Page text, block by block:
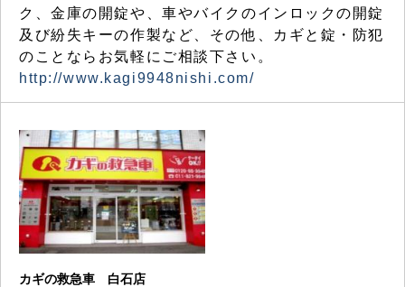
ク、金庫の開錠や、車やバイクのインロックの開錠
及び紛失キーの作製など、その他、カギと錠・防犯
のことならお気軽にご相談下さい。
http://www.kagi9948nishi.com/
カギの救急車 白石店